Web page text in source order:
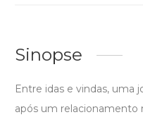
Sinopse
Entre idas e vindas, uma
após um relacionamento